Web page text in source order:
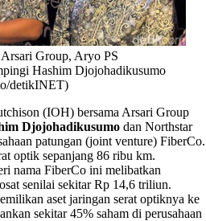
Group, Aryo PS
Hashim Djojohadikusumo
detikINET)
(IOH) bersama Arsari Group
Djojohadikusumo dan Northstar
patungan (joint venture) FiberCo.
optik sepanjang 86 ribu km.
nama FiberCo ini melibatkan
senilai sekitar Rp 14,6 triliun.
aset jaringan serat optiknya ke
sekitar 45% saham di perusahaan